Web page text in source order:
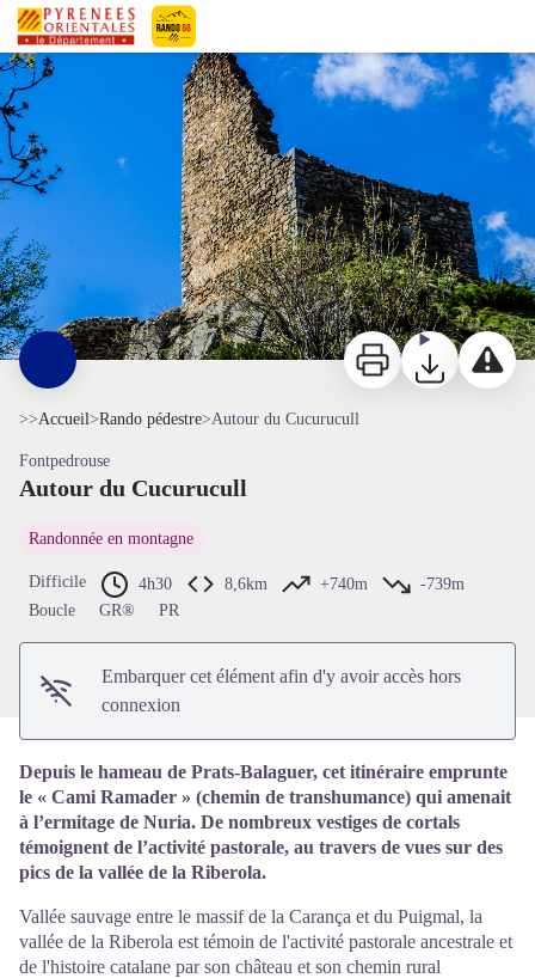
Pyrénées-Orientales Le Département
Autour du Cucurucull
El Castell - OTI Conflent Canigó
ImprimerTéléchargerSignaler
>>Accueil>Rando pédestre>Autour du Cucurucull
Fontpedrouse
Autour du Cucurucull
Randonnée en montagne
Difficile 4h30 8,6km +740m
-739m
Boucle
GR® PR
Embarquer cet élément afin d'y avoir accès hors
connexion
Depuis le hameau de Prats-Balaguer, cet itinéraire emprunte
le « Cami Ramader » (chemin de transhumance) qui amenait
à l’ermitage de Nuria. De nombreux vestiges de cortals
témoignent de l’activité pastorale, au travers de vues sur des
pics de la vallée de la Riberola.
Vallée sauvage entre le massif de la Carança et du Puigmal, la
vallée de la Riberola est témoin de l'activité pastorale ancestrale et
de l'histoire catalane par son château et son chemin rural